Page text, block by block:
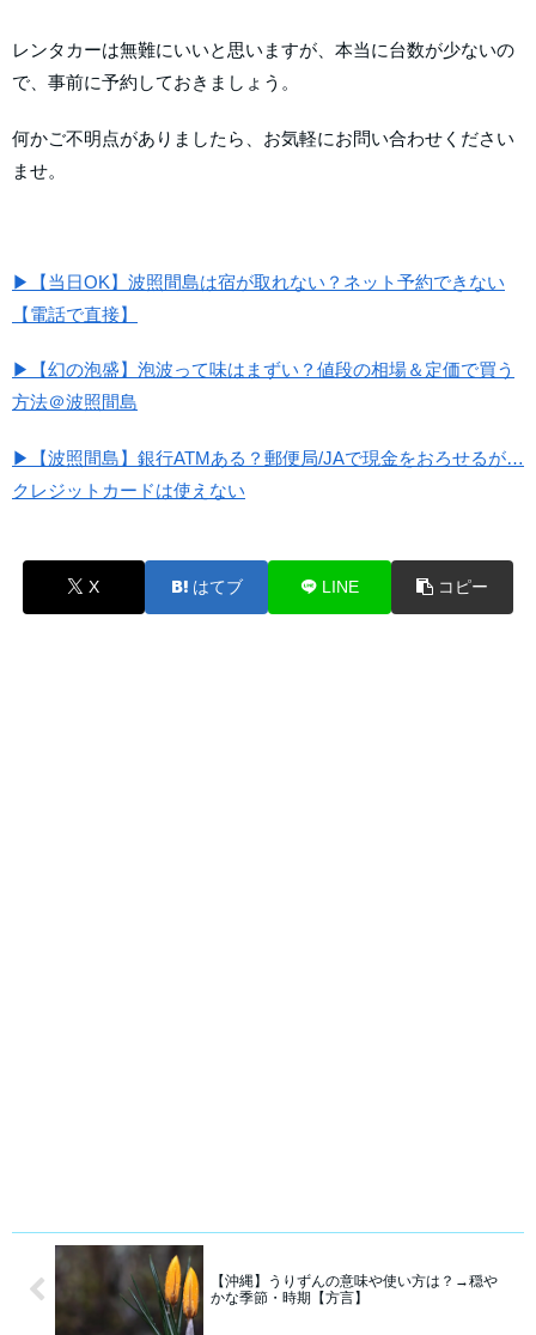
レンタカーは無難にいいと思いますが、本当に台数が少ないの
で、事前に予約しておきましょう。
何かご不明点がありましたら、お気軽にお問い合わせください
ませ。
▶【当日OK】波照間島は宿が取れない？ネット予約できない
【電話で直接】
▶【幻の泡盛】泡波って味はまずい？値段の相場＆定価で買う
方法＠波照間島
▶【波照間島】銀行ATMある？郵便局/JAで現金をおろせるが…
クレジットカードは使えない
X はてブ LINE コピー
【沖縄】うりずんの意味や使い方は？→穏や
かな季節・時期【方言】